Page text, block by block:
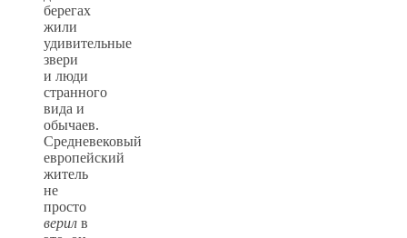
берегах
жили
удивительные
звери
и люди
странного
вида и
обычаев.
Средневековый
европейский
житель
не
просто
верил в